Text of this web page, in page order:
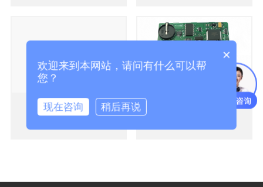
分流平板
×
欢迎来到本网站，请问有什么可以帮
您？
现在咨询 稍后再说